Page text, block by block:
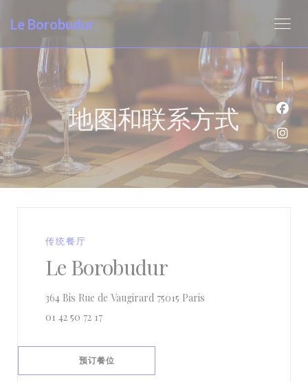
Le Borobudur
地图和联系方式
传统餐厅
Le Borobudur
364 Bis Rue de Vaugirard 75015 Paris
01 42 50 72 17
预订餐位